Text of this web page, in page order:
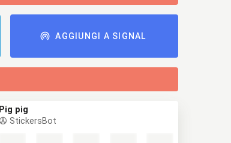
AGGIUNGI A SIGNAL
Pig pig
StickersBot